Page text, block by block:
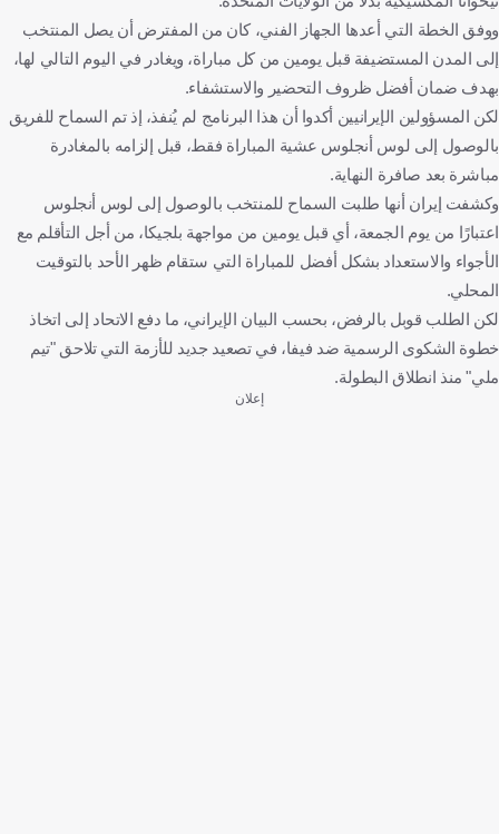
ووفق الخطة التي أعدها الجهاز الفني، كان من المفترض أن يصل المنتخب
إلى المدن المستضيفة قبل يومين من كل مباراة، ويغادر في اليوم التالي لها،
بهدف ضمان أفضل ظروف التحضير والاستشفاء.
لكن المسؤولين الإيرانيين أكدوا أن هذا البرنامج لم يُنفذ، إذ تم السماح للفريق
بالوصول إلى لوس أنجلوس عشية المباراة فقط، قبل إلزامه بالمغادرة
مباشرة بعد صافرة النهاية.
وكشفت إيران أنها طلبت السماح للمنتخب بالوصول إلى لوس أنجلوس
اعتبارًا من يوم الجمعة، أي قبل يومين من مواجهة بلجيكا، من أجل التأقلم مع
الأجواء والاستعداد بشكل أفضل للمباراة التي ستقام ظهر الأحد بالتوقيت
المحلي.
لكن الطلب قوبل بالرفض، بحسب البيان الإيراني، ما دفع الاتحاد إلى اتخاذ
خطوة الشكوى الرسمية ضد فيفا، في تصعيد جديد للأزمة التي تلاحق "تيم
ملي" منذ انطلاق البطولة.
إعلان